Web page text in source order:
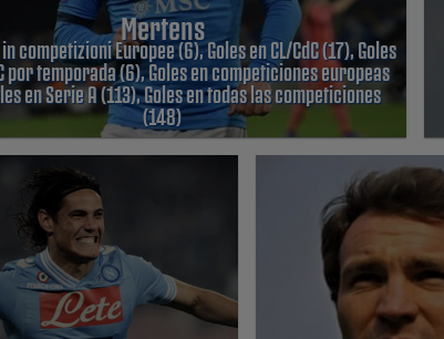
competizioni Europee (6), Goles en CL/CdC (17), Goles
por temporada (6), Goles en competiciones europeas
en Serie A (113), Goles en todas las competiciones
(148)
Mertens